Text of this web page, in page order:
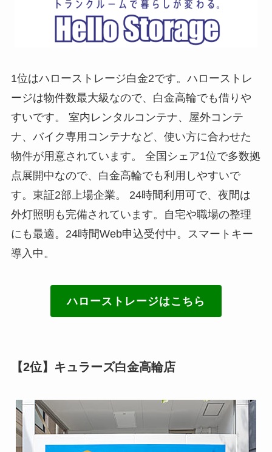
1位はハローストレージ白金2です。ハローストレ
ージは物件数最大級なので、白金高輪でも借りや
すいです。 室内レンタルコンテナ、屋外コンテ
ナ、バイク専用コンテナなど、使い方に合わせた
物件が用意されています。 全国シェア1位で多数拠
点展開中なので、白金高輪でも利用しやすいで
す。東証2部上場企業。 24時間利用可で、夜間は
外灯照明も完備されています。自宅や職場の整理
にも最適。24時間Web申込受付中。スマートキー
導入中。
ハローストレージはこちら
【2位】キュラーズ白金高輪店